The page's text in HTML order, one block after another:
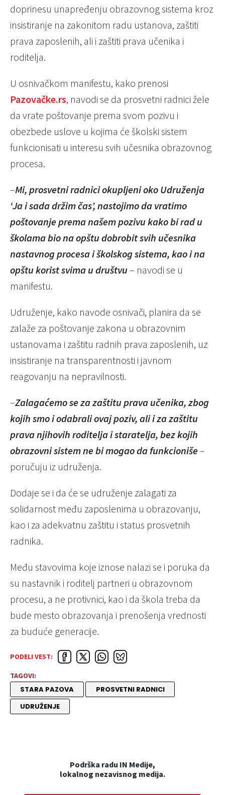
doprinesu unapređenju obrazovnog sistema kroz
insistiranje na zakonitom radu ustanova, zaštiti
prava zaposlenih, ali i zaštiti prava učenika i
roditelja.
U osnivačkom manifestu, kako prenosi
Pazovačke.rs, navodi se da prosvetni radnici žele
da vrate poštovanje prema svom pozivu i
obezbede uslove u kojima će školski sistem
funkcionisati u interesu svih učesnika obrazovnog
procesa.
–Mi, prosvetni radnici okupljeni oko Udruženja
‘Ja i sada držim čas’, nastojimo da vratimo
poštovanje prema našem pozivu kako bi rad u
školama bio na opštu dobrobit svih učesnika
nastavnog procesa i školskog sistema, kao i na
opštu korist svima u društvu– navodi se u
manifestu.
Udruženje, kako navode osnivači, planira da se
zalaže za poštovanje zakona u obrazovnim
ustanovama i zaštitu radnih prava zaposlenih, uz
insistiranje na transparentnosti i javnom
reagovanju na nepravilnosti.
–Zalagaćemo se za zaštitu prava učenika, zbog
kojih smo i odabrali ovaj poziv, ali i za zaštitu
prava njihovih roditelja i staratelja, bez kojih
obrazovni sistem ne bi mogao da funkcioniše–
poručuju iz udruženja.
Dodaje se i da će se udruženje zalagati za
solidarnost među zaposlenima u obrazovanju,
kao i za adekvatnu zaštitu i status prosvetnih
radnika.
Među stavovima koje iznose nalazi se i poruka da
su nastavnik i roditelj partneri u obrazovnom
procesu, a ne protivnici, kao i da škola treba da
bude mesto obrazovanja i prenošenja vrednosti
za buduće generacije.
PODELI VEST:
TAGOVI:
STARA PAZOVA
PROSVETNI RADNICI
UDRUŽENJE
Podrška radu IN Medije,
lokalnog nezavisnog medija.